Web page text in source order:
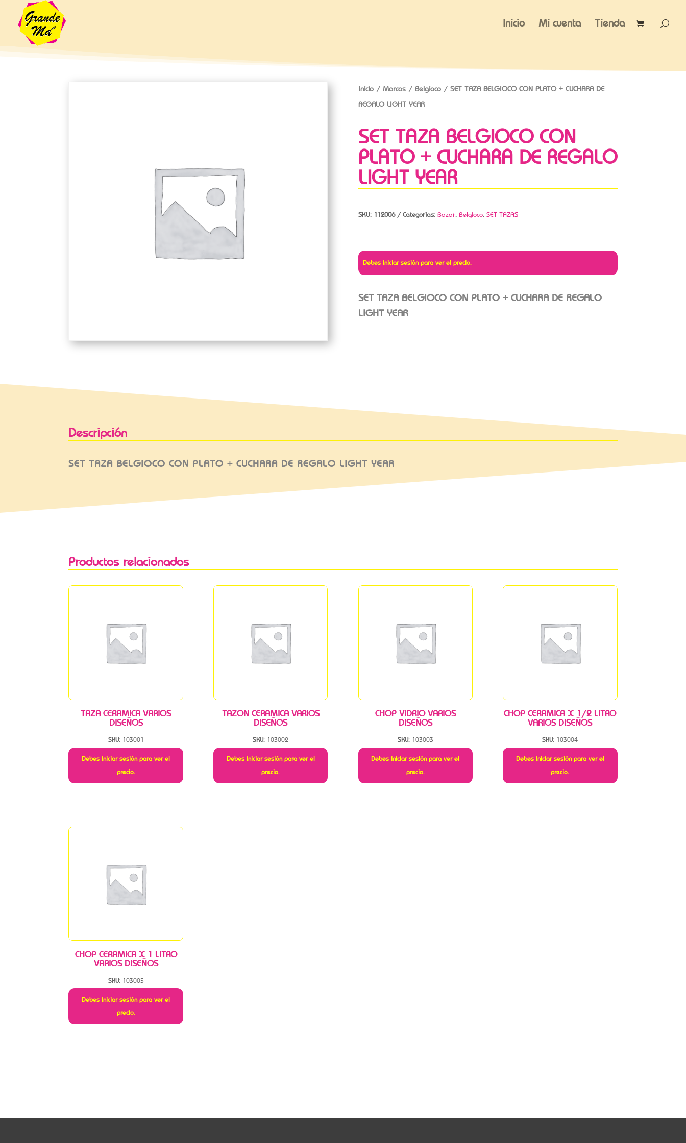
Inicio Mi cuenta Tienda
Inicio/ Marcas/ Belgioco/ SET TAZA BELGIOCO CON PLATO + CUCHARA DE
REGALO LIGHT YEAR
SET TAZA BELGIOCO CON
PLATO + CUCHARA DE REGALO
LIGHT YEAR
SKU: 112006 Categorías: Bazar, Belgioco, SET TAZAS
Debes iniciar sesión para ver el precio.
SET TAZA BELGIOCO CON PLATO + CUCHARA DE REGALO
LIGHT YEAR
Descripción
SET TAZA BELGIOCO CON PLATO + CUCHARA DE REGALO LIGHT YEAR
Productos relacionados
TAZA CERAMICA VARIOS
DISEÑOS
SKU: 103001
Debes iniciar sesión para ver el
precio.
TAZON CERAMICA VARIOS
DISEÑOS
SKU: 103002
Debes iniciar sesión para ver el
precio.
CHOP VIDRIO VARIOS
DISEÑOS
SKU: 103003
Debes iniciar sesión para ver el
precio.
CHOP CERAMICA X 1/2 LITRO
VARIOS DISEÑOS
SKU: 103004
Debes iniciar sesión para ver el
precio.
CHOP CERAMICA X 1 LITRO
VARIOS DISEÑOS
SKU: 103005
Debes iniciar sesión para ver el
precio.